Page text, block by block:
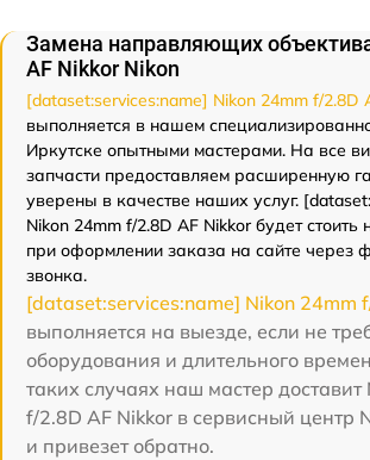
Замена направляющих
AF Nikkor Nikon
[dataset:services:name] Nikon 24mm f/2.8D
выполняется в нашем
Иркутске опытными мастерами. На все
запчасти предоставляем расширенную
уверены в качестве наших услуг.
Nikon 24mm f/2.8D AF Nikkor будет
при оформлении заказа на сайте через
звонка.
[dataset:services:name] Nikon 24mm
выполняется на выезде, если не
оборудования и длительного
таких случаях наш мастер доставит
f/2.8D AF Nikkor в сервисный центр
и привезет обратно.